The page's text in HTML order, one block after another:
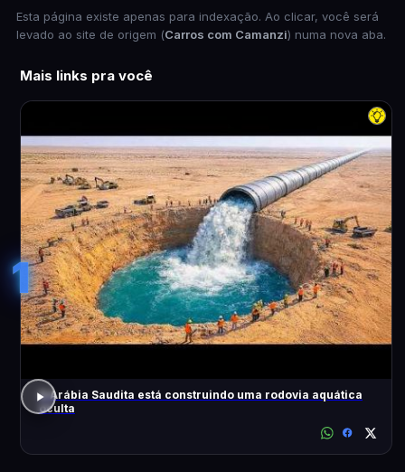
Esta página existe apenas para indexação. Ao clicar, você será
levado ao site de origem (Carros com Camanzi) numa nova aba.
Mais links pra você
1
A Arábia Saudita está construindo uma rodovia aquática
oculta